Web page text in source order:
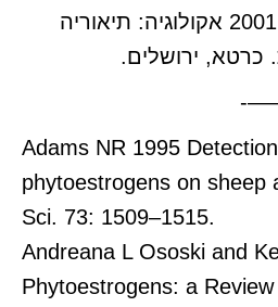
פרבולוצקי א ופולק ג 2001 אקולוגיה: תיאוריה
כרטא, ירושלים.
Adams NR 1995
phytoestrogens on sheep
Sci. 73: 1509–1515.
Andreana L Ososki and
Phytoestrogens: a